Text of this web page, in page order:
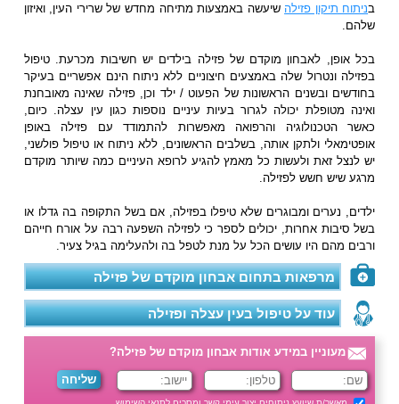
בניתוח תיקון פזילה שיעשה באמצעות מתיחה מחדש של שרירי העין, ואיזון
שלהם.
בכל אופן, לאבחון מוקדם של פזילה בילדים יש חשיבות מכרעת. טיפול
בפזילה ונטרול שלה באמצעים חיצוניים ללא ניתוח הינם אפשריים בעיקר
בחודשים ובשנים הראשונות של הפעוט / ילד וכן, פזילה שאינה מאובחנת
ואינה מטופלת יכולה לגרור בעיות עיניים נוספות כגון עין עצלה. כיום,
כאשר הטכנולוגיה והרפואה מאפשרות להתמודד עם פזילה באופן
אופטימאלי ולתקן אותה, בשלבים הראשונים, ללא ניתוח או טיפול פולשני,
יש לנצל זאת ולעשות כל מאמץ להגיע לרופא העיניים כמה שיותר מוקדם
מרגע שיש חשש לפזילה.
ילדים, נערים ומבוגרים שלא טיפלו בפזילה, אם בשל התקופה בה גדלו או
בשל סיבות אחרות, יכולים לספר כי לפזילה השפעה רבה על אורח חייהם
ורבים מהם היו עושים הכל על מנת לטפל בה ולהעלימה בגיל צעיר.
מרפאות בתחום אבחון מוקדם של פזילה
עוד על טיפול בעין עצלה ופזילה
מעוניין במידע אודות אבחון מוקדם של פזילה?